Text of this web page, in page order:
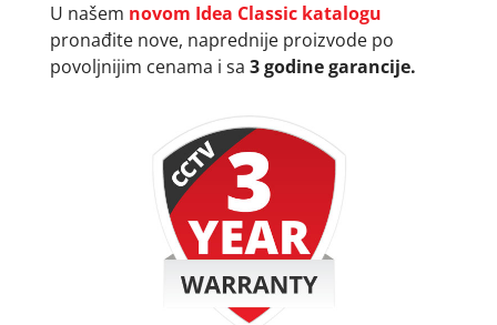
U našem novom Idea Classic katalogu
pronađite nove, naprednije proizvode po
povoljnijim cenama i sa 3 godine garancije.